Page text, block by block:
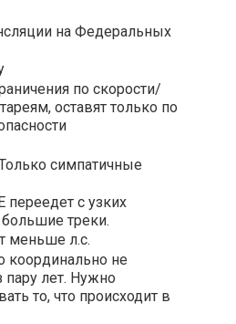
на Федеральных
по скорости/
оставят только по
симпатичные
с узких
большие треки.
меньше л.с.
координально не
пару лет. Нужно
то, что происходит в